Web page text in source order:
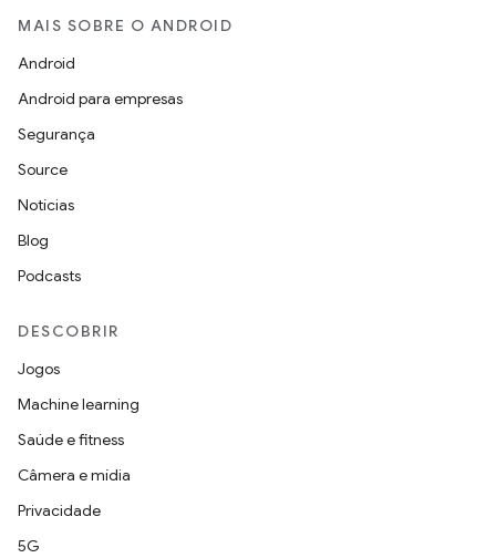
MAIS SOBRE O ANDROID
Android
Android para empresas
Segurança
Source
Notícias
Blog
Podcasts
DESCOBRIR
Jogos
Machine learning
Saúde e fitness
Câmera e mídia
Privacidade
5G